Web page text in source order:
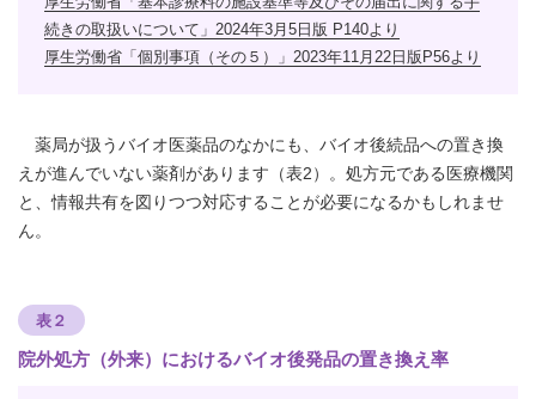
続きの取扱いについて」2024年3月5日版 P140より
厚生労働省「個別事項（その５）」2023年11月22日版P56より
薬局が扱うバイオ医薬品のなかにも、バイオ後続品への置き換
えが進んでいない薬剤があります（表2）。処方元である医療機関
と、情報共有を図りつつ対応することが必要になるかもしれませ
ん。
表２
院外処方（外来）におけるバイオ後発品の置き換え率